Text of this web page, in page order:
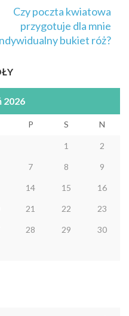
Czy poczta kwiatowa
przygotuje dla mnie
bukiet róż?
2026
P S N
1 2
7 8 9
14 15 16
21 22 23
28 29 30